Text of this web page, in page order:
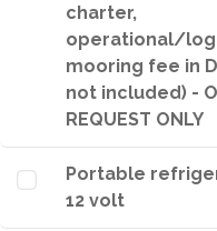
charter,
operational/
mooring fee in
not included) -
REQUEST ONLY
Portable
12 volt